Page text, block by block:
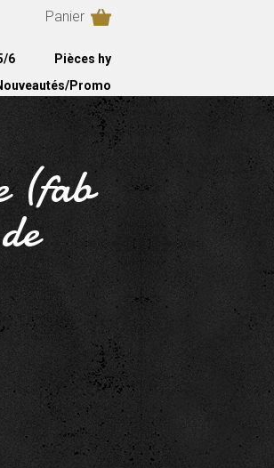
Panier
6
Pièces hy
Promo
(fab